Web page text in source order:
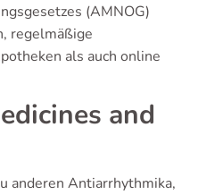
(AMNOG)
regelmäßige
als auch online
and
anderen Antiarrhythmika,